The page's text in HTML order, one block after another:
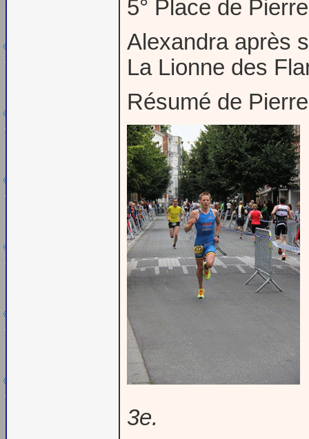
5° Place de
Alexandra après
La Lionne des
Résumé de
3e.